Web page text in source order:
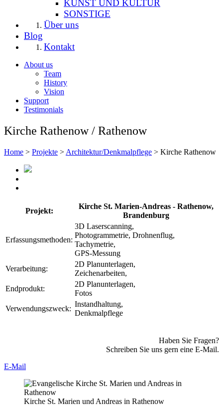
KUNST UND KULTUR
SONSTIGE
Über uns
Blog
Kontakt
About us
Team
History
Vision
Support
Testimonials
Kirche Rathenow / Rathenow
Home > Projekte > Architektur/Denkmalpflege > Kirche Rathenow
Projekt:
Kirche St. Marien-Andreas - Rathenow,
Brandenburg
Erfassungsmethoden:
3D Laserscanning,
Photogrammetrie, Drohnenflug,
Tachymetrie,
GPS-Messung
Verarbeitung:
2D Planunterlagen,
Zeichenarbeiten,
Endprodukt:
2D Planunterlagen,
Fotos
Verwendungszweck:
Instandhaltung,
Denkmalpflege
Haben Sie Fragen?
Schreiben Sie uns gern eine E-Mail.
E-Mail
Kirche St. Marien und Andreas in Rathenow